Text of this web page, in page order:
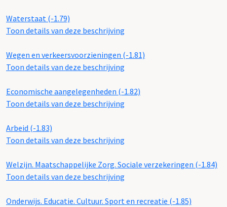
Waterstaat (-1.79)
Toon details van deze beschrijving
Wegen en verkeersvoorzieningen (-1.81)
Toon details van deze beschrijving
Economische aangelegenheden (-1.82)
Toon details van deze beschrijving
Arbeid (-1.83)
Toon details van deze beschrijving
Welzijn. Maatschappelijke Zorg. Sociale verzekeringen (-1.84)
Toon details van deze beschrijving
Onderwijs. Educatie. Cultuur. Sport en recreatie (-1.85)